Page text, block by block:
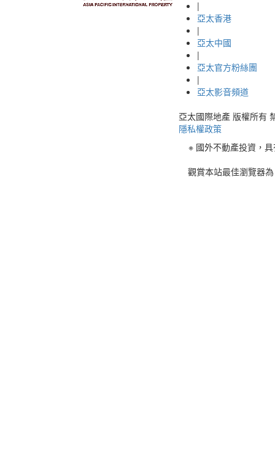
|
亞太香港
|
亞太中國
|
亞太官方粉絲團
|
亞太影音頻道
亞太國際地產 版權所有
隱私權政策
※ 國外不動產投資，
觀賞本站最佳瀏覽器